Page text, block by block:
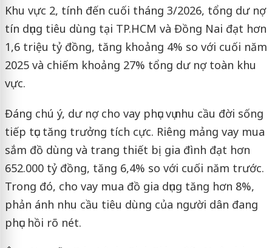
Khu vực 2, tính đến cuối tháng 3/2026, tổng dư nợ
tín dụng tiêu dùng tại TP.HCM và Đồng Nai đạt hơn
1,6 triệu tỷ đồng, tăng khoảng 4% so với cuối năm
2025 và chiếm khoảng 27% tổng dư nợ toàn khu
vực.
Đáng chú ý, dư nợ cho vay phục vụ nhu cầu đời sống
tiếp tục tăng trưởng tích cực. Riêng mảng vay mua
sắm đồ dùng và trang thiết bị gia đình đạt hơn
652.000 tỷ đồng, tăng 6,4% so với cuối năm trước.
Trong đó, cho vay mua đồ gia dụng tăng hơn 8%,
phản ánh nhu cầu tiêu dùng của người dân đang
phục hồi rõ nét.